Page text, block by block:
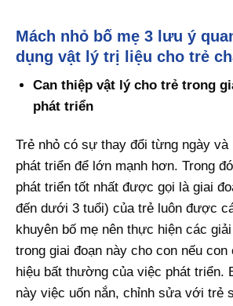
Mách nhỏ bố mẹ 3 lưu ý
dụng vật lý trị liệu cho trẻ
Can thiệp vật lý cho trẻ trong
phát triển
Trẻ nhỏ có sự thay đổi từng ngày và
phát triển để lớn mạnh hơn. Trong
phát triển tốt nhất được gọi là giai
đến dưới 3 tuổi) của trẻ luôn được
khuyên bố mẹ nên thực hiện các
trong giai đoạn này cho con nếu
hiệu bất thường của việc phát triển.
này việc uốn nắn, chỉnh sửa với trẻ